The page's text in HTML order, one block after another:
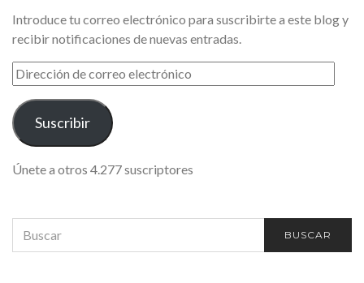
Introduce tu correo electrónico para suscribirte a este blog y
recibir notificaciones de nuevas entradas.
DIRECCIÓN
DE
CORREO
ELECTRÓNICO
Suscribir
Únete a otros 4.277 suscriptores
FOR:
BUSCAR